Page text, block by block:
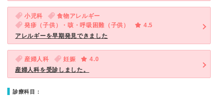
小児科
食物アレルギー
発疹（子供）・咳・呼吸困難（子供）
4.5
アレルギーを早期発見できました
産婦人科 妊娠
4.0
産婦人科を受診しました。
診療科目：